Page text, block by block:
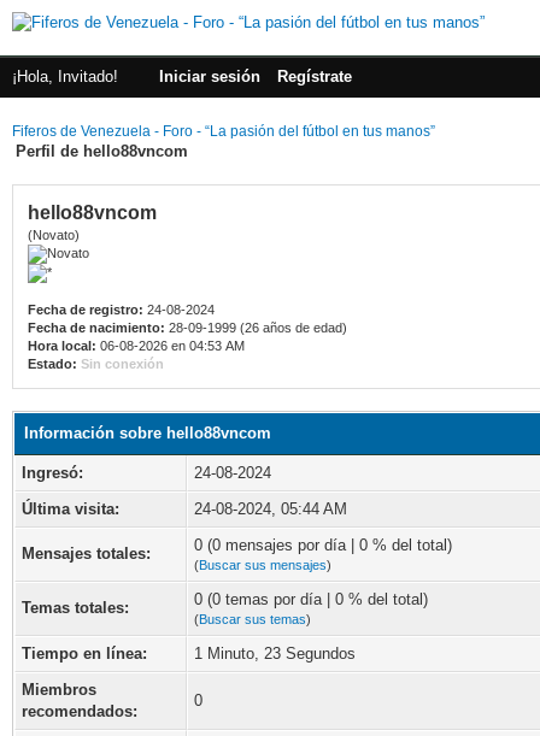
¡Hola, Invitado! Iniciar sesión Regístrate
Fiferos de Venezuela - Foro - “La pasión del fútbol en tus manos”
Perfil de hello88vncom
hello88vncom
(Novato)
Fecha de registro: 24-08-2024
Fecha de nacimiento: 28-09-1999 (26 años de edad)
Hora local: 06-08-2026 en 04:53 AM
Estado: Sin conexión
Información sobre hello88vncom
Ingresó:
24-08-2024
Última visita:
24-08-2024, 05:44 AM
Mensajes totales: 0 (0 mensajes por día | 0 % del total)
(Buscar sus mensajes)
Temas totales: 0 (0 temas por día | 0 % del total)
(Buscar sus temas)
Tiempo en línea:
1 Minuto, 23 Segundos
Miembros
recomendados:
0